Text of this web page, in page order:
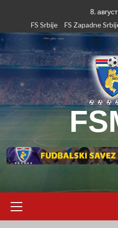
content
8.
FS Srbije
FS Zapadne
Menu